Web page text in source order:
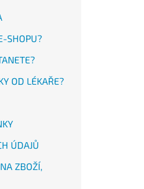
SHOPU?
OD LÉKAŘE?
ÚDAJŮ
ZBOŽÍ,